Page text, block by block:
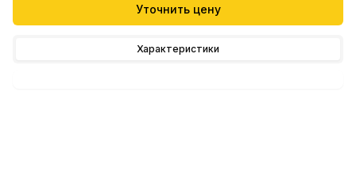
Уточнить цену
Характеристики